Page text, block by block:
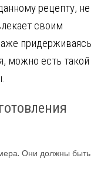
п
р
а
в
т
рецепту, не
своим
придерживаясь
можно есть такой
Они должны быть